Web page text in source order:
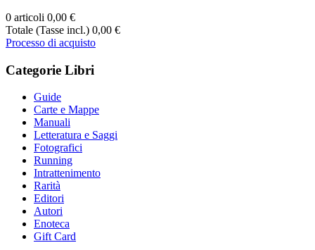
0 articoli 0,00 €
Totale (Tasse incl.) 0,00 €
Processo di acquisto
Categorie Libri
Guide
Carte e Mappe
Manuali
Letteratura e Saggi
Fotografici
Running
Intrattenimento
Rarità
Editori
Autori
Enoteca
Gift Card